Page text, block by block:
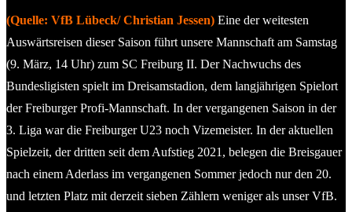
(Quelle: VfB Lübeck/ Christian Jessen) Eine der weitesten
Auswärtsreisen dieser Saison führt unsere Mannschaft am Samstag
(9. März, 14 Uhr) zum SC Freiburg II. Der Nachwuchs des
Bundesligisten spielt im Dreisamstadion, dem langjährigen Spielort
der Freiburger Profi-Mannschaft. In der vergangenen Saison in der
3. Liga war die Freiburger U23 noch Vizemeister. In der aktuellen
Spielzeit, der dritten seit dem Aufstieg 2021, belegen die Breisgauer
nach einem Aderlass im vergangenen Sommer jedoch nur den 20.
und letzten Platz mit derzeit sieben Zählern weniger als unser VfB.